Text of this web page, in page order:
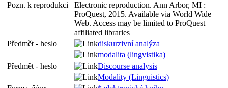
Pozn. k reprodukci
Electronic reproduction. Ann Arbor, MI :
ProQuest, 2015. Available via World Wide
Web. Access may be limited to ProQuest
affiliated libraries
Předmět - heslo
diskurzivní analýza
modalita (lingvistika)
Předmět - heslo
Discourse analysis
Modality (Linguistics)